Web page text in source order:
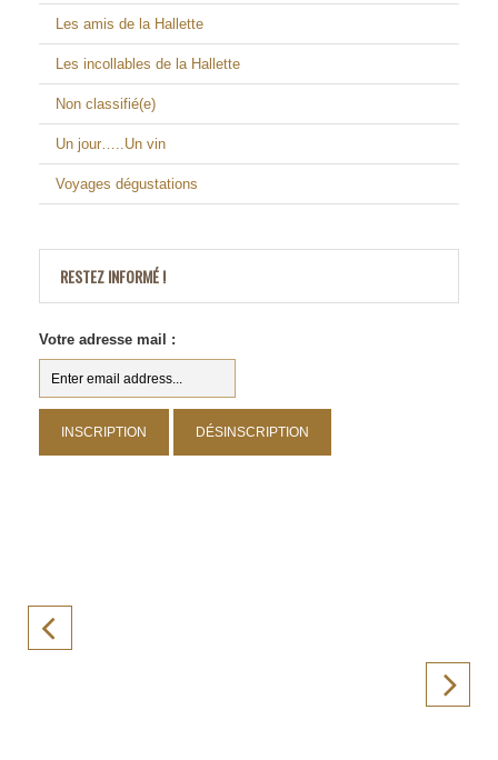
Les amis de la Hallette
Les incollables de la Hallette
Non classifié(e)
Un jour…..Un vin
Voyages dégustations
RESTEZ INFORMÉ !
Votre adresse mail :